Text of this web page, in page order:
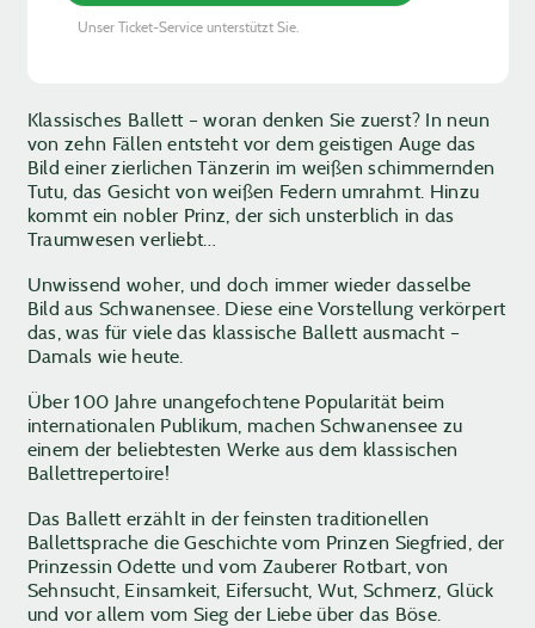
Klassisches Ballett – woran denken Sie zuerst? In neun
von zehn Fällen entsteht vor dem geistigen Auge das
Bild einer zierlichen Tänzerin im weißen schimmernden
Tutu, das Gesicht von weißen Federn umrahmt. Hinzu
kommt ein nobler Prinz, der sich unsterblich in das
Traumwesen verliebt…
Unwissend woher, und doch immer wieder dasselbe
Bild aus Schwanensee. Diese eine Vorstellung verkörpert
das, was für viele das klassische Ballett ausmacht –
Damals wie heute.
Über 100 Jahre unangefochtene Popularität beim
internationalen Publikum, machen Schwanensee zu
einem der beliebtesten Werke aus dem klassischen
Ballettrepertoire!
Das Ballett erzählt in der feinsten traditionellen
Ballettsprache die Geschichte vom Prinzen Siegfried, der
Prinzessin Odette und vom Zauberer Rotbart, von
Sehnsucht, Einsamkeit, Eifersucht, Wut, Schmerz, Glück
und vor allem vom Sieg der Liebe über das Böse.
Unser Ticket-Service unterstützt Sie.